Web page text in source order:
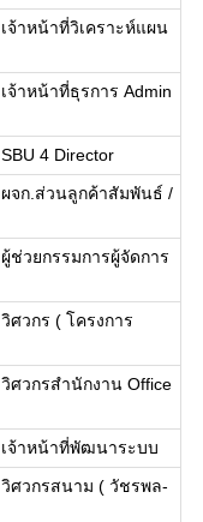
เจ้าหน้าที่วิเคราะห์แผน
เจ้าหน้าที่ธุรการ Admin
SBU 4 Director
ผจก.ส่วนลูกค้าสัมพันธ์ /
ผู้ช่วยกรรมการผู้จัดการ
วิศวกร ( โครงการ
วิศวกรสำนักงาน Office
เจ้าหน้าที่พัฒนาระบบ
วิศวกรสนาม ( วัชรพล-